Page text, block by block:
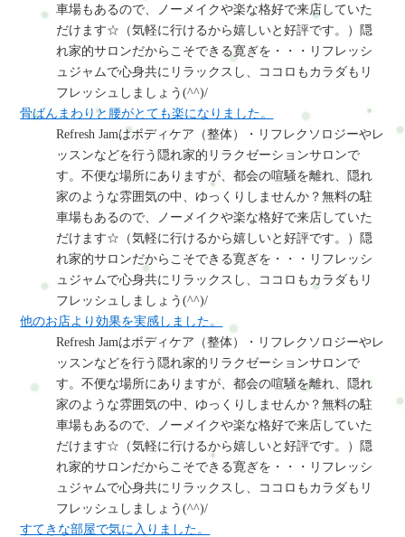
車場もあるので、ノーメイクや楽な格好で来店していた
だけます☆（気軽に行けるから嬉しいと好評です。）隠
れ家的サロンだからこそできる寛ぎを・・・リフレッシ
ュジャムで心身共にリラックスし、ココロもカラダもリ
フレッシュしましょう(^^)/
骨ばんまわりと腰がとても楽になりました。
Refresh Jamはボディケア（整体）・リフレクソロジーやレ
ッスンなどを行う隠れ家的リラクゼーションサロンで
す。不便な場所にありますが、都会の喧騒を離れ、隠れ
家のような雰囲気の中、ゆっくりしませんか？無料の駐
車場もあるので、ノーメイクや楽な格好で来店していた
だけます☆（気軽に行けるから嬉しいと好評です。）隠
れ家的サロンだからこそできる寛ぎを・・・リフレッシ
ュジャムで心身共にリラックスし、ココロもカラダもリ
フレッシュしましょう(^^)/
他のお店より効果を実感しました。
Refresh Jamはボディケア（整体）・リフレクソロジーやレ
ッスンなどを行う隠れ家的リラクゼーションサロンで
す。不便な場所にありますが、都会の喧騒を離れ、隠れ
家のような雰囲気の中、ゆっくりしませんか？無料の駐
車場もあるので、ノーメイクや楽な格好で来店していた
だけます☆（気軽に行けるから嬉しいと好評です。）隠
れ家的サロンだからこそできる寛ぎを・・・リフレッシ
ュジャムで心身共にリラックスし、ココロもカラダもリ
フレッシュしましょう(^^)/
すてきな部屋で気に入りました。